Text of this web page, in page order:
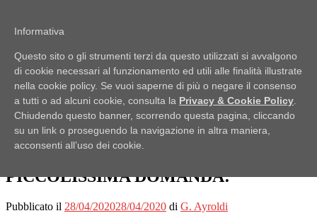
Pubblici Imbroglioni
Obiettivo: RUBARE
Menu
Home
Lo Scaffale
Notizie
Ufficio Stampa
PICCOLISSIMA DOMANDA:
Pubblicato il 28/04/202028/04/2020 di G. Ayroldi
Informativa
Questo sito o gli strumenti terzi da questo utilizzati si avvalgono
di cookie necessari al funzionamento ed utili alle finalità illustrate
nella cookie policy. Se vuoi saperne di più o negare il consenso
a tutti o ad alcuni cookie, consulta la Privacy & Cookie Policy
Chiudendo questo banner, scorrendo questa pagina, cliccando
su un link o proseguendo la navigazione in altra maniera,
acconsenti all’uso dei cookie.